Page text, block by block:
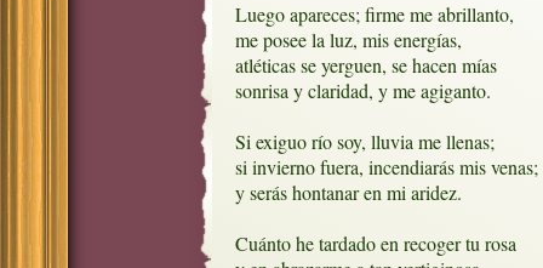
Luego apareces; firme me abrillanto,
me posee la luz, mis energías,
atléticas se yerguen, se hacen mías
sonrisa y claridad, y me agiganto.
Si exiguo río soy, lluvia me llenas;
si invierno fuera, incendiarás mis venas;
y serás hontanar en mi aridez.
Cuánto he tardado en recoger tu rosa